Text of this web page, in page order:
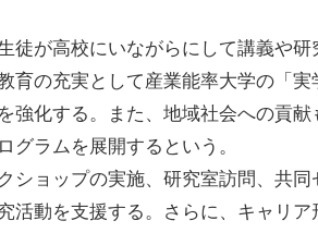
徒が高校にいながらにして講義や研
育の充実として産業能率大学の「実
強化する。また、地域社会への貢献
グラムを展開するという。
ョップの実施、研究室訪問、共同
活動を支援する。さらに、キャリア